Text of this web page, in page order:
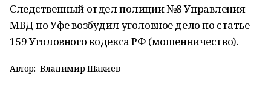
Следственный отдел полиции №8 Управления
МВД по Уфе возбудил уголовное дело по статье
159 Уголовного кодекса РФ (мошенничество).
Автор: Владимир Шакиев